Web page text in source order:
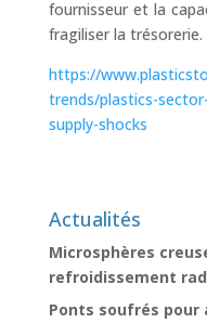
fournisseur et la
fragiliser la trésorerie.
https://
trends/plastics-
supply-shocks
Actualités
Microsphères
refroidissement
Ponts soufrés